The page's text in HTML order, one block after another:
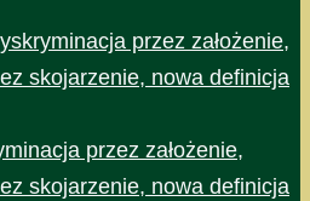
przez założenie,
skojarzenie, nowa definicja
przez założenie,
skojarzenie, nowa definicja